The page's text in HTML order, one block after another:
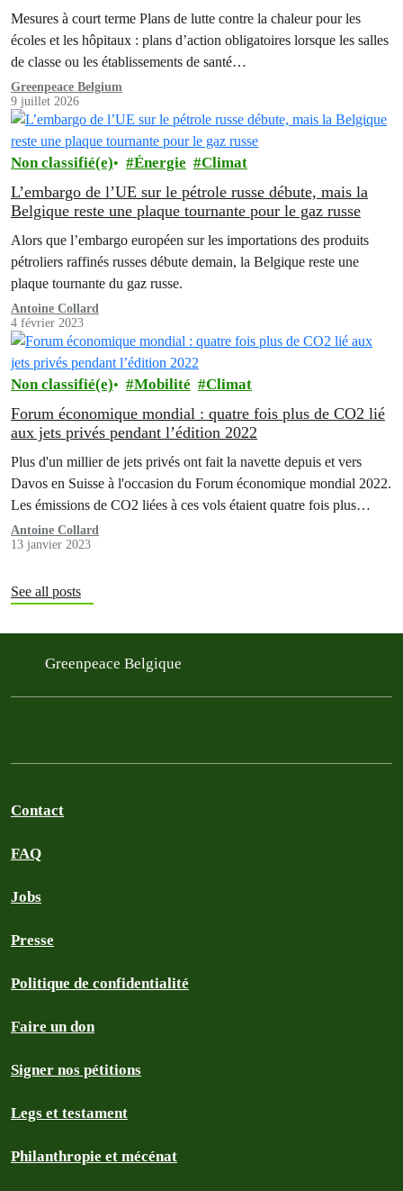
Mesures à court terme Plans de lutte contre la chaleur pour les
écoles et les hôpitaux : plans d’action obligatoires lorsque les salles
de classe ou les établissements de santé…
Greenpeace Belgium
9 juillet 2026
Non classifié(e) Énergie Climat
L’embargo de l’UE sur le pétrole russe débute, mais la
Belgique reste une plaque tournante pour le gaz russe
Alors que l’embargo européen sur les importations des produits
pétroliers raffinés russes débute demain, la Belgique reste une
plaque tournante du gaz russe.
Antoine Collard
4 février 2023
Non classifié(e) Mobilité Climat
Forum économique mondial : quatre fois plus de CO2 lié
aux jets privés pendant l’édition 2022
Plus d'un millier de jets privés ont fait la navette depuis et vers
Davos en Suisse à l'occasion du Forum économique mondial 2022.
Les émissions de CO2 liées à ces vols étaient quatre fois plus
élevées que ceux générés par les jets privés vers et depuis Davos
lors d'une semaine moyenne. C'est ce que révèle…
Antoine Collard
13 janvier 2023
See all posts
Greenpeace Belgique
Contact
FAQ
Jobs
Presse
Politique de confidentialité
Faire un don
Signer nos pétitions
Legs et testament
Philanthropie et mécénat